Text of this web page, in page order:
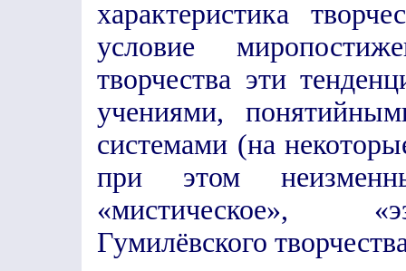
характеристика
условие
творчества эти
учениями,
системами (на
при этом
«мистическое»,
Гумилёвского